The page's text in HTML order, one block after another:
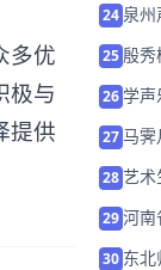
多优
极与
提供
24 泉州
25 殷秀
26学声
27⻢霁
28艺术
29河南
30 东